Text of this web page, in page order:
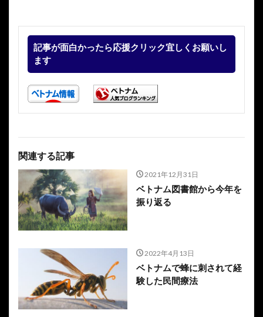
記事が面白かったら応援クリック宜しくお願いし
ます
関連する記事
2021年12月31日
ベトナム図書館から今年を
振り返る
2022年4月13日
ベトナムで蜂に刺されて経
験した民間療法